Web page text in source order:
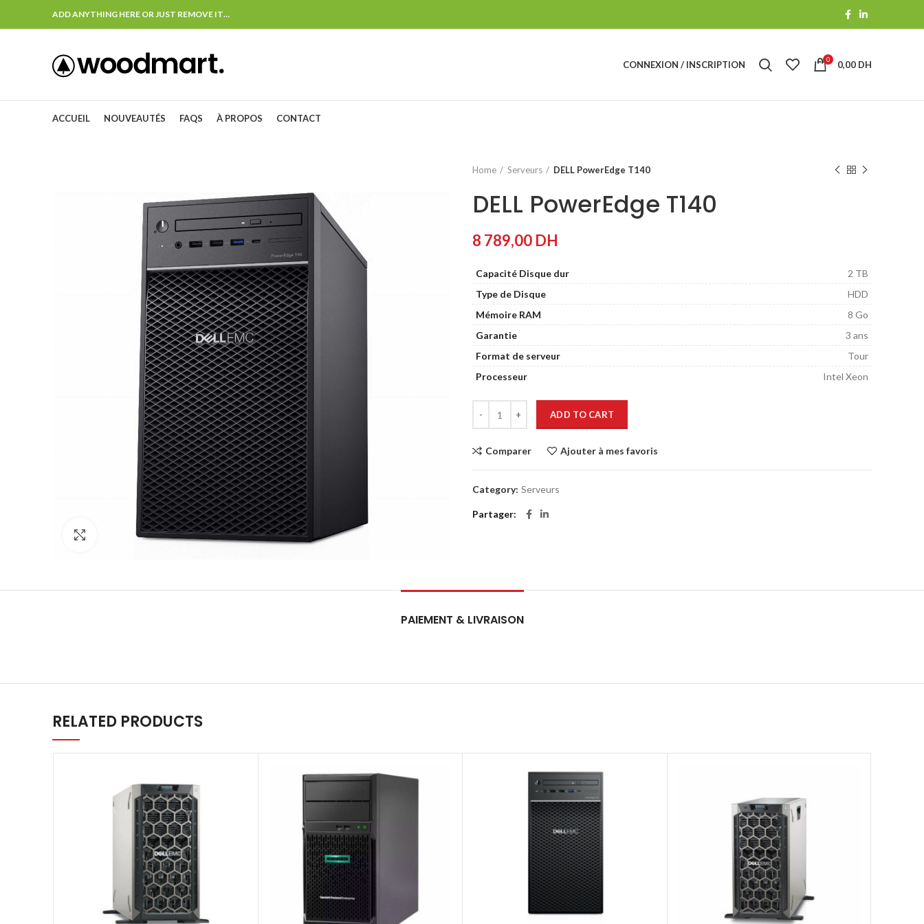
ADD ANYTHING HERE OR JUST REMOVE IT…
CONNEXION / INSCRIPTION 0 0,00 DH
ACCUEIL NOUVEAUTÉS FAQS À PROPOS CONTACT
Home Serveurs DELL PowerEdge T140
DELL PowerEdge T140
8 789,00 DH
Capacité Disque dur
2 TB
Type de Disque
HDD
Mémoire RAM
8 Go
Garantie
3 ans
Format de serveur
Tour
Processeur
Intel Xeon
ADD TO CART
Comparer Ajouter à mes favoris
Category: Serveurs
Partager
PAIEMENT & LIVRAISON
RELATED PRODUCTS